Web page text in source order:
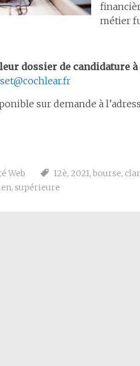
métier
dossier de candidature à
sur demande à
Web 12è, 2021, bourse,
, supérieure